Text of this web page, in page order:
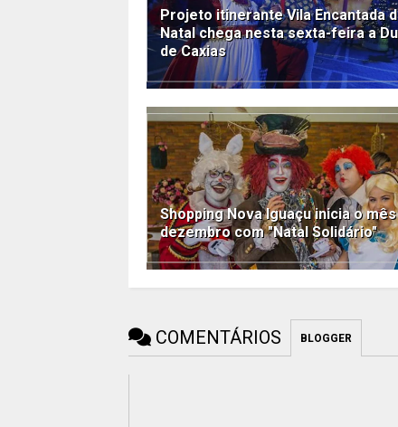
Projeto itinerante Vila Encantada
Natal chega nesta sexta-feira a
de Caxias
Shopping Nova Iguaçu inicia o
dezembro com "Natal Solidário"
COMENTÁRIOS BLOGGER